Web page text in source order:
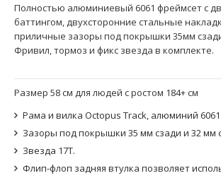
Полностью алюминиевый 6061 фреймсет с
баттингом, двухсторонние стальные
приличные зазоры под покрышки 35мм
Фривил, тормоз и фикс звезда в комплекте.
Размер 58 см для людей с ростом 184+ см
Рама и вилка Octopus Track, алюминий 6061
Зазоры под покрышки 35 мм сзади и 32 мм
Звезда 17Т.
Флип-флоп задняя втулка позволяет